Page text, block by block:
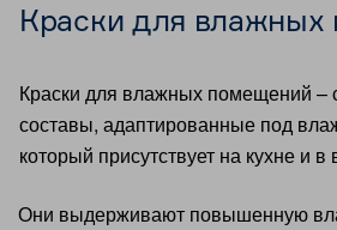
Краски для
Краски для влажных помещений –
составы, адаптированные под
который присутствует на кухне и
Они выдерживают повышенную